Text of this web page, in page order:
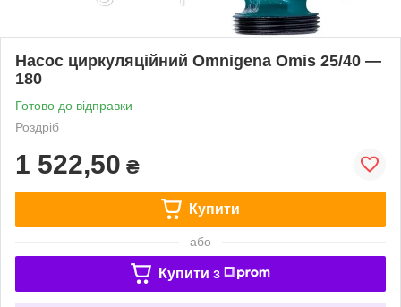
Насос циркуляційний Omnigena Omis 25/40 —
180
Готово до відправки
Роздріб
1 522,50 ₴
Купити
або
Купити з